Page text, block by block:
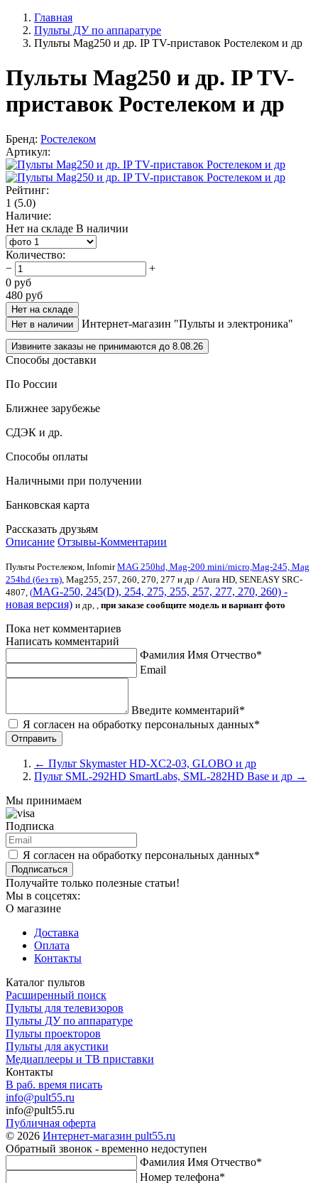
Главная
Пульты ДУ по аппаратуре
Пульты Mag250 и др. IP TV-приставок Ростелеком и др
Пульты Mag250 и др. IP TV-
приставок Ростелеком и др
Бренд: Ростелеком
Артикул:
Рейтинг:
1 (5.0)
Наличие:
Нет на складе В наличии
Количество:
−
+
0 руб
480 руб
Нет на складе
Нет в наличии
Интернет-магазин "Пульты и электроника"
Извините заказы не принимаются до 8.08.26
Способы доставки
По России
Ближнее зарубежье
СДЭК и др.
Способы оплаты
Наличными при получении
Банковская карта
Рассказать друзьям
Описание Отзывы-Комментарии
Пульты Ростелеком, InfomirMAG 250hd, Mag-200 mini/micro,Mag-245, Mag
254hd (без тв) , Mag255, 257, 260, 270, 277 и др / Aura HD, SENEASY SRC-
4807, (MAG-250, 245(D), 254, 275, 255, 257, 277, 270, 260) -
новая версия) и др, , при заказе сообщите модель и вариант фото
Пока нет комментариев
Написать комментарий
Фамилия Имя Отчество*
Email
Введите комментарий*
Я согласен на обработку персональных данных*
← Пульт Skymaster HD-XC2-03, GLOBO и др
Пульт SML-292HD SmartLabs, SML-282HD Base и др →
Мы принимаем
Подписка
Я согласен на обработку персональных данных*
Подписаться
Получайте только полезные статьи!
Мы в соцсетях:
О магазине
Доставка
Оплата
Контакты
Каталог пультов
Расширенный поиск
Пульты для телевизоров
Пульты ДУ по аппаратуре
Пульты проекторов
Пульты для акустики
Медиаплееры и ТВ приставки
Контакты
В раб. время писать
info@pult55.ru
info@pult55.ru
Публичная оферта
© 2026 Интернет-магазин pult55.ru
Обратный звонок - временно недоступен
Фамилия Имя Отчество*
Номер телефона*